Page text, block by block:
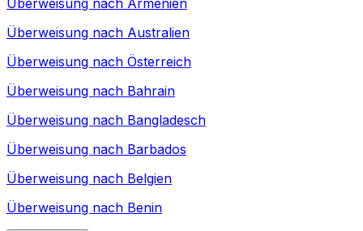
Überweisung nach Armenien
Überweisung nach Australien
Überweisung nach Österreich
Überweisung nach Bahrain
Überweisung nach Bangladesch
Überweisung nach Barbados
Überweisung nach Belgien
Überweisung nach Benin